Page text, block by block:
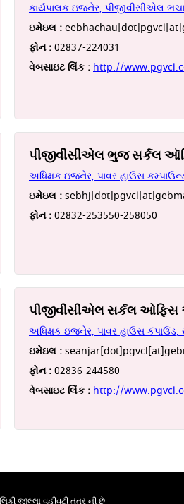
કાર્યપાલક ઇજનેર, પીજીવીસીએલ
ઇમેઇલ :
ફોન :02837-224031
વેબસાઇટ લિંક : http://
પીજીવીસીએલ ભુજ સર્કલ
અધિક્ષક ઇજનેર, પાવર હાઉસ
ઇમેઇલ :
ફોન :02832-253550-258050
પીજીવીસીએલ સર્કલ ઓફિસ
અધિક્ષક ઇજનેર, પાવર હાઉસ
ઇમેઇલ :
ફોન :02836-244580
વેબસાઇટ લિંક : http://
જીલ્લા વહીવટી તંત્ર ની છે